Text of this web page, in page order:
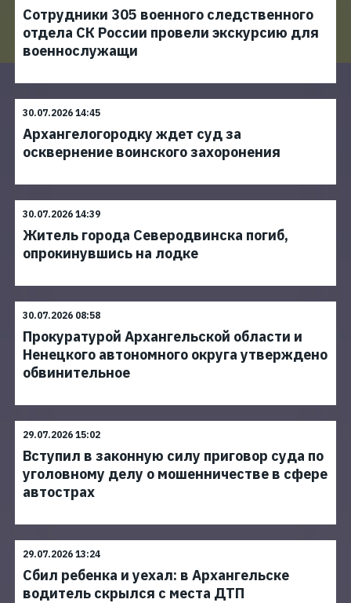
Сотрудники 305 военного следственного
отдела СК России провели экскурсию для
военнослужащи
30.07.2026 14:45
Архангелогородку ждет суд за
осквернение воинского захоронения
30.07.2026 14:39
Житель города Северодвинска погиб,
опрокинувшись на лодке
30.07.2026 08:58
Прокуратурой Архангельской области и
Ненецкого автономного округа утверждено
обвинительное
29.07.2026 15:02
Вступил в законную силу приговор суда по
уголовному делу о мошенничестве в сфере
автострах
29.07.2026 13:24
Сбил ребенка и уехал: в Архангельске
водитель скрылся с места ДТП